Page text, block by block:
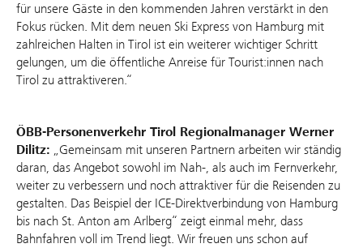
für unsere Gäste in den kommenden Jahren verstärkt in den
Fokus rücken. Mit dem neuen Ski Express von Hamburg mit
zahlreichen Halten in Tirol ist ein weiterer wichtiger Schritt
gelungen, um die öffentliche Anreise für Tourist:innen nach
Tirol zu attraktiveren.“
ÖBB-Personenverkehr Tirol Regionalmanager Werner
Dilitz: „Gemeinsam mit unseren Partnern arbeiten wir ständig
daran, das Angebot sowohl im Nah-, als auch im Fernverkehr,
weiter zu verbessern und noch attraktiver für die Reisenden zu
gestalten. Das Beispiel der ICE-Direktverbindung von Hamburg
bis nach St. Anton am Arlberg“ zeigt einmal mehr, dass
Bahnfahren voll im Trend liegt. Wir freuen uns schon auf